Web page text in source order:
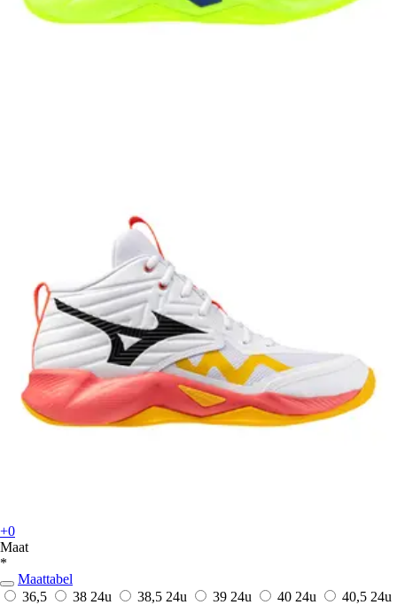
+0
Maat
*
Maattabel
36,5
38 24u 38,5 24u 39 24u 40 24u 40,5 24u